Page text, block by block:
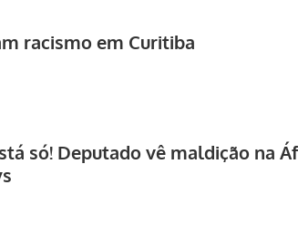
racismo em Curitiba
só! Deputado vê maldição na